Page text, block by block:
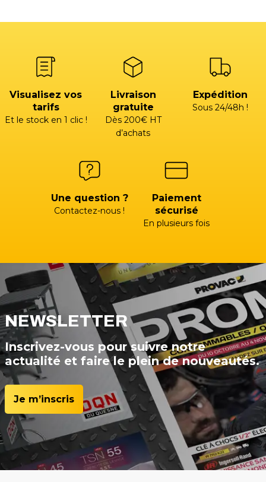
Visualisez vos
tarifs
Et le stock en 1 clic !
Livraison
gratuite
Dès 200€ HT
d’achats
Expédition
Sous 24/48h !
Une question ?
Contactez-nous !
Paiement
sécurisé
En plusieurs fois
NEWSLETTER
Inscrivez-vous pour suivre notre
actualité et faire le plein de nouveautés.
Je m’inscris